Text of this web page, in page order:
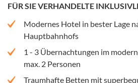
FÜR SIE VERHANDELTE
Modernes Hotel in bester Lage
Hauptbahnhofs
1 - 3 Übernachtungen im
max. 2 Personen
Traumhafte Betten mit